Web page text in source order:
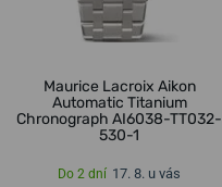
Maurice Lacroix Aikon
Automatic Titanium
Chronograph AI6038-TT032-
530-1
Do 2 dní 17. 8. u vás